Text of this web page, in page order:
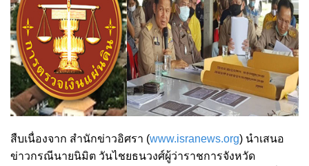
สืบเนื่องจาก สำนักข่าวอิศรา (www.isranews.org) นำเสนอ
ข่าวกรณีนายนิมิต วันไชยธนวงศ์ผู้ว่าราชการจังหวัด